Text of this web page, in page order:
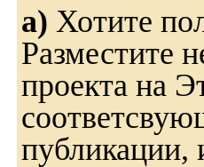
а) Хотите
Разместите
проекта на
публикации,